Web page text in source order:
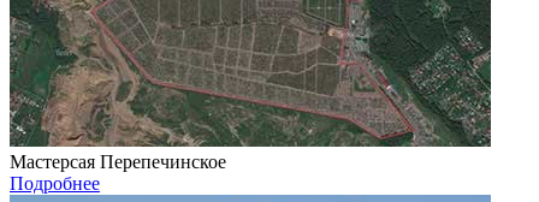
Мастерсая Перепечинское
Подробнее